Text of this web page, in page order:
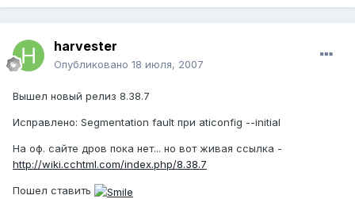
harvester
Опубликовано 18 июля, 2007
Вышел новый релиз 8.38.7
Исправлено: Segmentation fault при aticonfig --initial
На оф. сайте дров пока нет... но вот живая ссылка -
http://wiki.cchtml.com/index.php/8.38.7
Пошел ставить